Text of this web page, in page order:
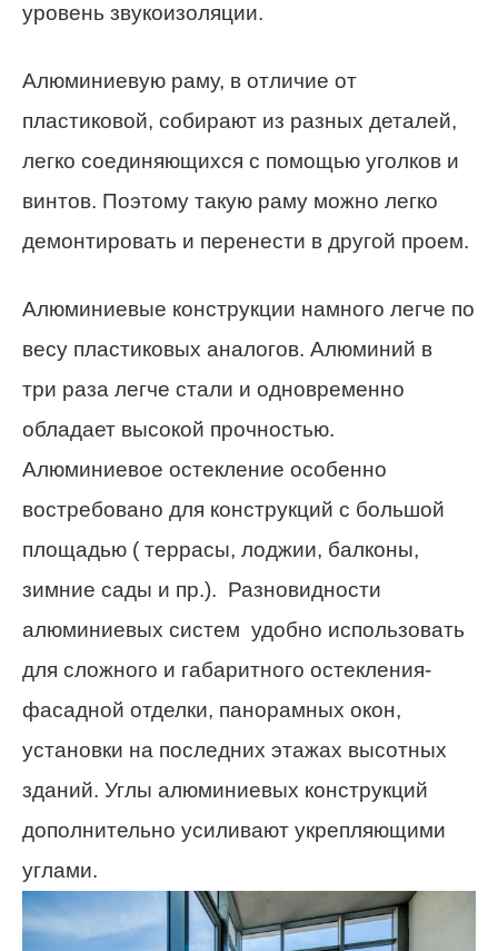
уровень звукоизоляции.
Алюминиевую раму, в отличие от
пластиковой, собирают из разных деталей,
легко соединяющихся с помощью уголков и
винтов. Поэтому такую раму можно легко
демонтировать и перенести в другой проем.
Алюминиевые конструкции намного легче по
весу пластиковых аналогов. Алюминий в
три раза легче стали и одновременно
обладает высокой прочностью.
Алюминиевое остекление особенно
востребовано для конструкций с большой
площадью ( террасы, лоджии, балконы,
зимние сады и пр.). Разновидности
алюминиевых систем удобно использовать
для сложного и габаритного остекления-
фасадной отделки, панорамных окон,
установки на последних этажах высотных
зданий. Углы алюминиевых конструкций
дополнительно усиливают укрепляющими
углами.